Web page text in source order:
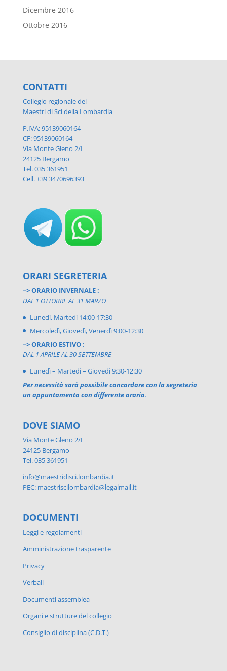
Dicembre 2016
Ottobre 2016
CONTATTI
Collegio regionale dei
Maestri di Sci della Lombardia
P.IVA: 95139060164
CF: 95139060164
Via Monte Gleno 2/L
24125 Bergamo
Tel. 035 361951
Cell. +39 3470696393
ORARI SEGRETERIA
–> ORARIO INVERNALE :
DAL 1 OTTOBRE AL 31 MARZO
Lunedì, Martedì 14:00-17:30
Mercoledì, Giovedì, Venerdì 9:00-12:30
–> ORARIO ESTIVO:
DAL 1 APRILE AL 30 SETTEMBRE
Lunedì – Martedì – Giovedì 9:30-12:30
Per necessità sarà possibile concordare con la segreteria
un appuntamento con differente orario.
DOVE SIAMO
Via Monte Gleno 2/L
24125 Bergamo
Tel. 035 361951
info@maestridisci.lombardia.it
PEC: maestriscilombardia@legalmail.it
DOCUMENTI
Leggi e regolamenti
Amministrazione trasparente
Privacy
Verbali
Documenti assemblea
Organi e strutture del collegio
Consiglio di disciplina (C.D.T.)